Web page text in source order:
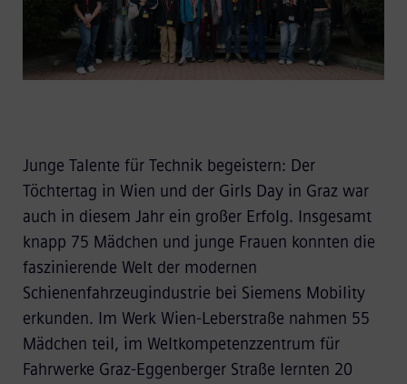
Junge Talente für Technik begeistern: Der
Töchtertag in Wien und der Girls Day in Graz war
auch in diesem Jahr ein großer Erfolg. Insgesamt
knapp 75 Mädchen und junge Frauen konnten die
faszinierende Welt der modernen
Schienenfahrzeugindustrie bei Siemens Mobility
erkunden. Im Werk Wien-Leberstraße nahmen 55
Mädchen teil, im Weltkompetenzzentrum für
Fahrwerke Graz-Eggenberger Straße lernten 20